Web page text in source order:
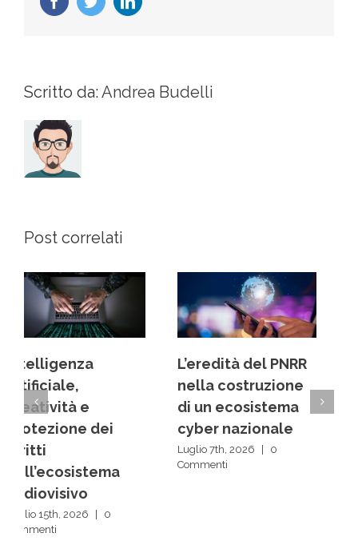
Scritto da: Andrea Budelli
Post correlati
L’eredità del PNRR
nella costruzione
di un ecosistema
cyber nazionale
Luglio 7th, 2026
Commenti
Dai back office ai
centri decisionali:
la rivoluzione
silenziosa delle IA
Luglio 1st, 2026
Commenti
Scrivi un commento